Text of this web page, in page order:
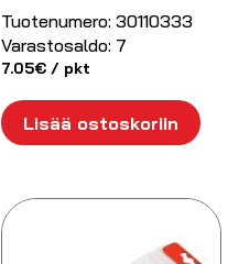
Tuotenumero: 30110333
Varastosaldo: 7
7.05€ / pkt
Lisää ostoskoriin